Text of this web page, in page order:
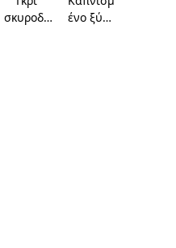
σκυροδέ
ένο ξύλο